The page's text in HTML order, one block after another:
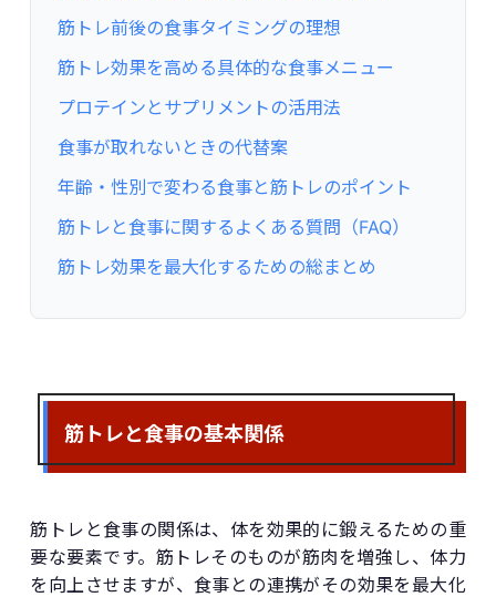
筋トレ前後の食事タイミングの理想
筋トレ効果を高める具体的な食事メニュー
プロテインとサプリメントの活用法
食事が取れないときの代替案
年齢・性別で変わる食事と筋トレのポイント
筋トレと食事に関するよくある質問（FAQ）
筋トレ効果を最大化するための総まとめ
筋トレと食事の基本関係
筋トレと食事の関係は、体を効果的に鍛えるための重
要な要素です。筋トレそのものが筋肉を増強し、体力
を向上させますが、食事との連携がその効果を最大化